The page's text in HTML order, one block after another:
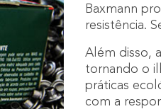
Baxmann
resistência.
Além disso,
tornando o
práticas
com a